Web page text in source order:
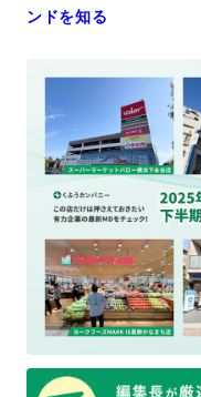
ンドを知る